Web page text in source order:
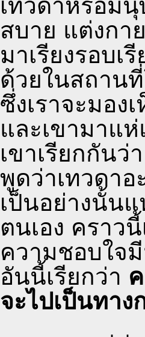
เทวดาหรือม
สบาย แต่งกา
มาเรียงรอบเ
ด้วยในสถาน
ซึ่งเราจะมอง
และเขามาแ
เขาเรียกกัน
พูดว่าเทวดา
เป็นอย่างนั้น
ตนเอง คราว
ความชอบใจ
อันนี้เรียกว่า
จะไปเป็นทาง